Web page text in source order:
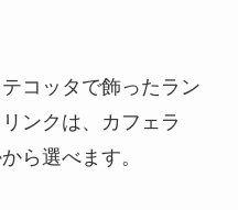
コッタで飾ったラン
ンクは、カフェラ
ら選べます。